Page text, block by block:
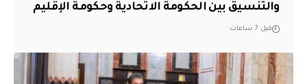
والتنسيق بين الحكومة الاتحادية وحكومة الإقليم
قبل 7 ساعات